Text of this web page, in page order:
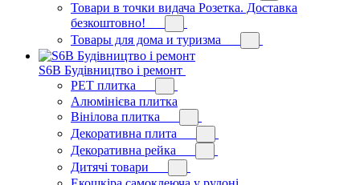
Товари в точки видача Розетка. Доставка
безкоштовно!
Товары для дома и туризма
S6B Будівництво і ремонт
PЕT плитка
Алюмінієва плитка
Вінілова плитка
Декоративна плита
Декоративна рейка
Дитячі товари